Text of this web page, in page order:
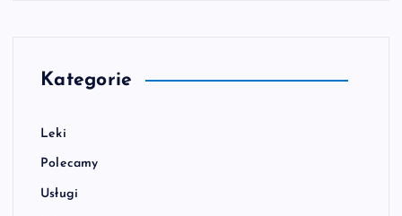
Kategorie
Leki
Polecamy
Usługi